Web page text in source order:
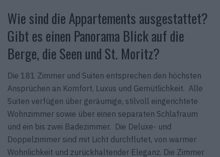
Wie sind die Appartements ausgestattet?
Gibt es einen Panorama Blick auf die
Berge, die Seen und St. Moritz?
Die 181 Zimmer und Suiten entsprechen den höchsten
Ansprüchen an Komfort, Luxus und Gemütlichkeit. Alle
Suiten verfügen über geräumige, stilvoll eingerichtete
Wohnzimmer sowie über einen separaten Schlafraum
und ein bis zwei Badezimmer. Die Deluxe- und
Doppelzimmer sind mit Licht durchflutet, von warmer
Wohnlichkeit und zurückhaltender Eleganz. Die Zimmer